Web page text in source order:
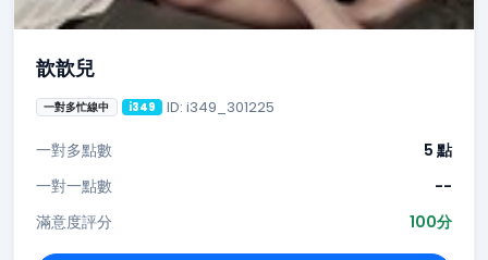
歆歆兒
一對多忙線中 i349 ID: i349_301225
一對多點數
5 點
一對一點數
--
滿意度評分
100分